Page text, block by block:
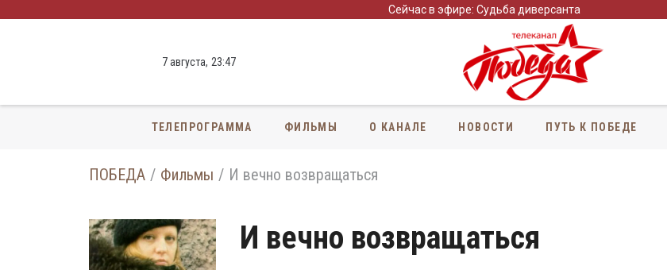
Сейчас в эфире: Судьба диверсанта
7 августа, 23:47
ТЕЛЕПРОГРАММА ФИЛЬМЫ О КАНАЛЕ НОВОСТИ ПУТЬ К ПОБЕДЕ
ПОБЕДА Фильмы И вечно возвращаться
И вечно возвращаться